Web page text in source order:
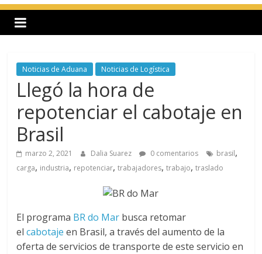
a
s
m
a
q
u
Noticias de Aduana Noticias de Logística
Llegó la hora de
repotenciar el cabotaje en
Brasil
marzo 2, 2021 Dalia Suarez 0 comentarios brasil,
carga, industria, repotenciar,trabajadores,trabajo,traslado
El programa BR do Mar busca retomar
elcabotaje en Brasil, a través del aumento de la
oferta de servicios de transporte de este servicio en